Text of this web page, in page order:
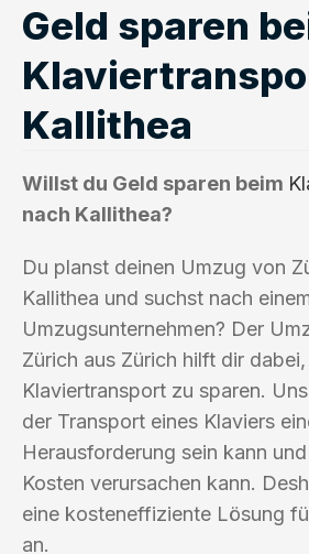
Geld sparen
Kallithea
Willst du Geld sparen beim
nach Kallithea?
Du planst deinen Umzug von
Kallithea und suchst nach
Umzugsunternehmen? Der
Zürich aus Zürich hilft dir
Klaviertransport zu sparen.
der Transport eines Klaviers
Herausforderung sein kann
Kosten verursachen kann.
eine kosteneffiziente Lösung
an.